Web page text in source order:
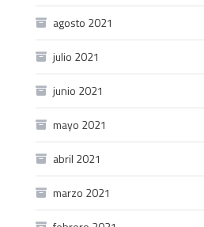
agosto 2021
julio 2021
junio 2021
mayo 2021
abril 2021
marzo 2021